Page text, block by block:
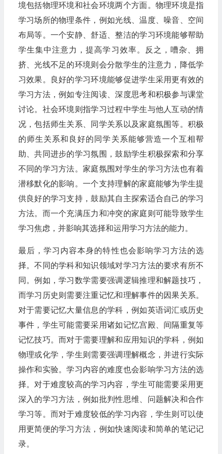
境包括物理环境和社会环境两个方面。物理环境是指
学习场所的物理条件，例如光线、温度、噪音、空间
布局等。一个安静、舒适、整洁的学习环境能够帮助
学生集中注意力，提高学习效率。反之，嘈杂、拥
挤、光线不足的环境则会分散学生的注意力，降低学
习效果。良好的学习环境能够促进学生采用更有效的
学习方法，例如专注阅读、深度思考和积极参与课堂
讨论。社会环境则指学习过程中学生与他人互动的情
况，包括师生关系、同学关系以及家庭氛围等。积极
的师生关系和良好的同学关系能够营造一个互相帮
助、共同进步的学习氛围，鼓励学生积极探索和分享
不同的学习方法。家庭氛围对学生的学习方法也有着
潜移默化的影响。一个支持理解的家庭能够为学生提
供良好的学习支持，鼓励其自主探索适合自己的学习
方法。而一个充满压力和冲突的家庭则可能导致学生
学习焦虑，并影响其选择和运用学习方法的能力。
最后，学习内容本身的特性也会影响学习方法的选
择。不同的学科和知识领域对学习方法的要求有所不
同。例如，学习数学需要强调逻辑推理和解题技巧，
而学习历史则需要注重记忆和理解事件的因果关系。
对于需要记忆大量信息的学科，例如英语词汇或历史
事件，学生可能需要采用诸如记忆宫殿、间隔重复等
记忆技巧。而对于需要理解和应用知识的学科，例如
物理或化学，学生则需要强调理解概念，并进行实际
操作和实验。学习内容的难度也会影响学习方法的选
择。对于难度较高的学习内容，学生可能需要采用更
深入的学习方法，例如批判性思维、问题解决和合作
学习等。而对于难度较低的学习内容，学生则可以使
用更简便的学习方法，例如快速阅读和简单的笔记记
录。